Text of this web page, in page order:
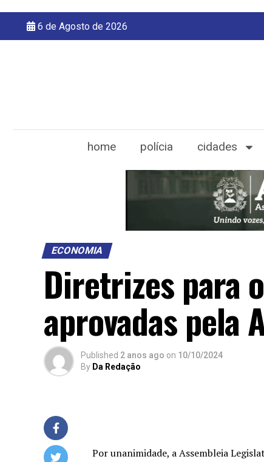
6 de Agosto de 2026
home polícia cidades
ECONOMIA
Diretrizes para
aprovadas pela
Published 2 anos ago on 10/10/2024
By Da Redação
Por unanimidade, a Assembleia